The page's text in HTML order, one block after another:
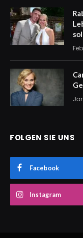
FOLGEN SIE UNS
Facebook
Instagram